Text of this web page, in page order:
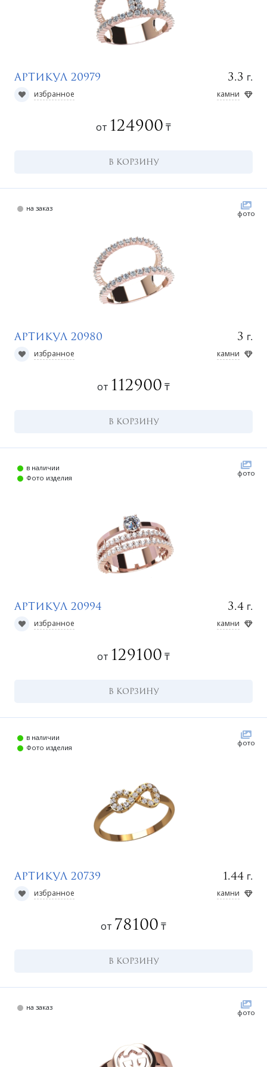
Артикул 20979 3.3 г.
избранное камни
от 124900 ₸
В КОРЗИНУ
на заказ
фото
Артикул 20980 3 г.
избранное камни
от 112900 ₸
В КОРЗИНУ
в наличии
Фото изделия
фото
Артикул 20994 3.4 г.
избранное камни
от 129100 ₸
В КОРЗИНУ
в наличии
Фото изделия
фото
Артикул 20739 1.44 г.
избранное камни
от 78100 ₸
В КОРЗИНУ
на заказ
фото